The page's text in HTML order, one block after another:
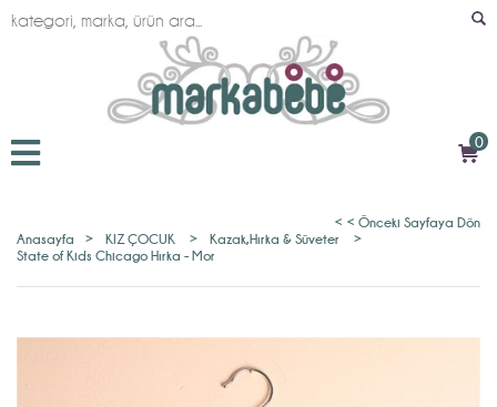
0
< < Önceki Sayfaya Dön
Anasayfa
> KIZ ÇOCUK > Kazak,Hırka & Süveter
>
State of Kids Chicago Hırka - Mor